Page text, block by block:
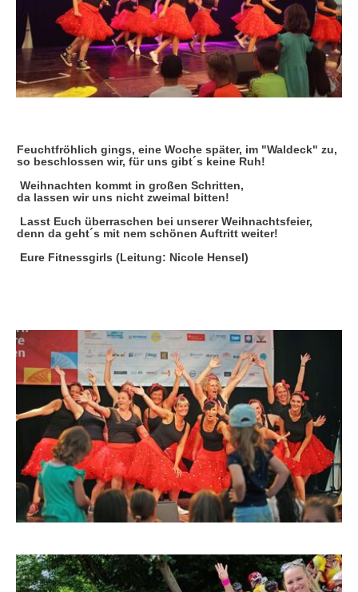
Feuchtfröhlich gings, eine Woche später, im "Waldeck" zu,
so beschlossen wir, für uns gibt´s keine Ruh!
Weihnachten kommt in großen Schritten,
da lassen wir uns nicht zweimal bitten!
Lasst Euch überraschen bei unserer Weihnachtsfeier,
denn da geht´s mit nem schönen Auftritt weiter!
Eure Fitnessgirls (Leitung: Nicole Hensel)